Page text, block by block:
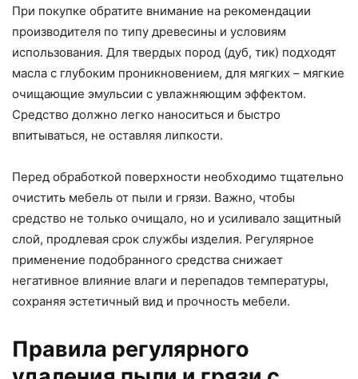
При покупке обратите внимание на рекомендации
производителя по типу древесины и условиям
использования. Для твердых пород (дуб, тик) подходят
масла с глубоким проникновением, для мягких – мягкие
очищающие эмульсии с увлажняющим эффектом.
Средство должно легко наноситься и быстро
впитываться, не оставляя липкости.
Перед обработкой поверхности необходимо тщательно
очистить мебель от пыли и грязи. Важно, чтобы
средство не только очищало, но и усиливало защитный
слой, продлевая срок службы изделия. Регулярное
применение подобранного средства снижает
негативное влияние влаги и перепадов температуры,
сохраняя эстетичный вид и прочность мебели.
Правила регулярного